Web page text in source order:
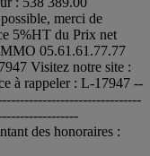
merci de
5%HT du Prix net
05.61.61.77.77
Visitez notre site :
à rappeler : L-17947 --
des honoraires :